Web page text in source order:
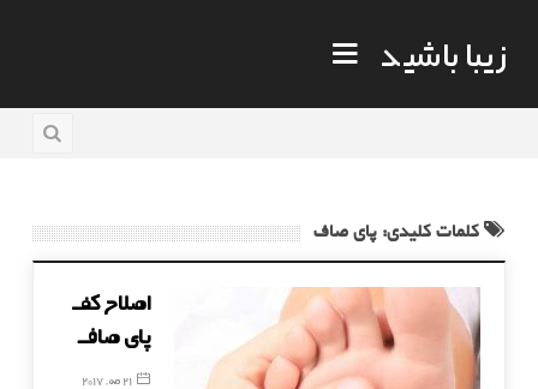
زیبا باشید
کلمات کلیدی: پای صاف
اصلاح کف
پای صاف
21 مه, 2017